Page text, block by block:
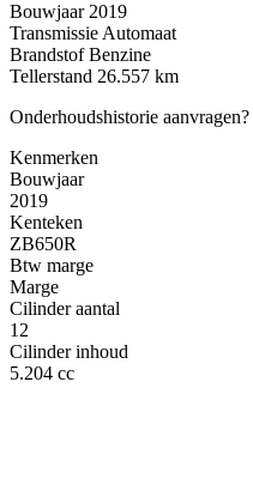
Bouwjaar 2019
TransmissieAutomaat
Brandstof Benzine
Tellerstand 26.557 km
Onderhoudshistorie aanvragen?
Kenmerken
Bouwjaar
2019
Kenteken
ZB650R
Btw marge
Marge
Cilinder aantal
12
Cilinder inhoud
5.204 cc